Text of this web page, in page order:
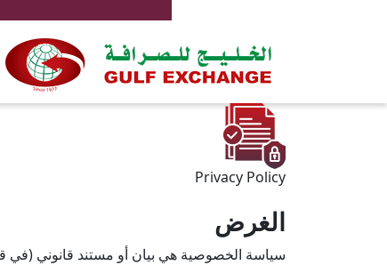
Privacy Policy
الغرض
سياسة الخصوصية هي بيان أو مستند قانوني (في